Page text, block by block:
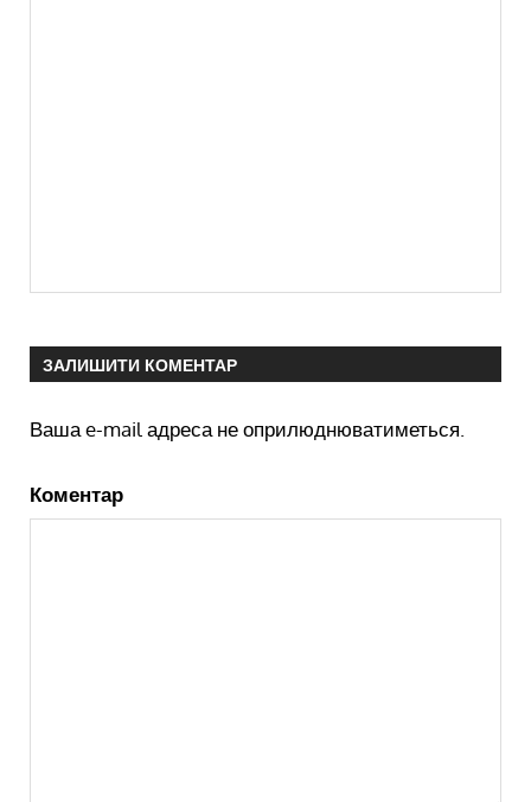
ЗАЛИШИТИ КОМЕНТАР
Ваша e-mail адреса не оприлюднюватиметься.
Коментар